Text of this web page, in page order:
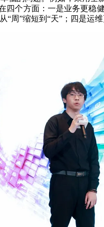
四个方面：一是业务更稳
“周”缩短到“天”；四是运